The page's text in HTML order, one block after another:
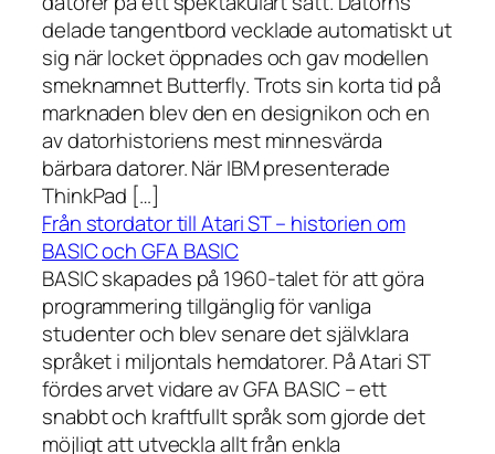
delade tangentbord vecklade automatiskt ut
sig när locket öppnades och gav modellen
smeknamnet Butterfly. Trots sin korta tid på
marknaden blev den en designikon och en
av datorhistoriens mest minnesvärda
bärbara datorer. När IBM presenterade
ThinkPad […]
Från stordator till Atari ST – historien om
BASIC och GFA BASIC
BASIC skapades på 1960-talet för att göra
programmering tillgänglig för vanliga
studenter och blev senare det självklara
språket i miljontals hemdatorer. På Atari ST
fördes arvet vidare av GFA BASIC – ett
snabbt och kraftfullt språk som gjorde det
möjligt att utveckla allt från enkla